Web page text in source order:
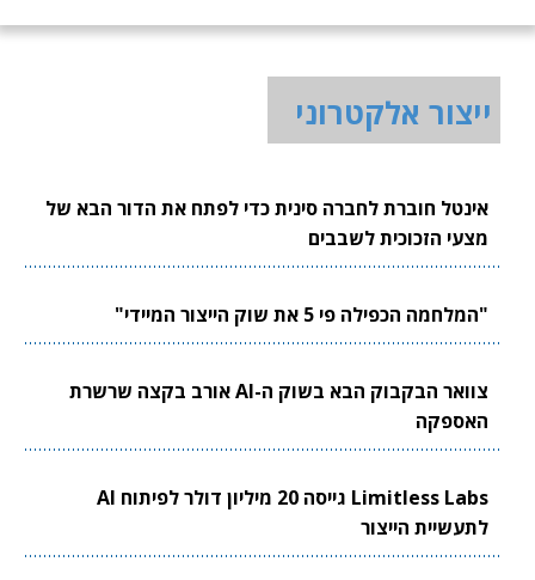
ייצור אלקטרוני
אינטל חוברת לחברה סינית כדי לפתח את הדור הבא של
מצעי הזכוכית לשבבים
"המלחמה הכפילה פי 5 את שוק הייצור המיידי"
צוואר הבקבוק הבא בשוק ה-AI אורב בקצה שרשרת
האספקה
Limitless Labs גייסה 20 מיליון דולר לפיתוח AI
לתעשיית הייצור